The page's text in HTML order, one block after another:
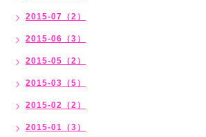
2015-07（2）
2015-06（3）
2015-05（2）
2015-03（5）
2015-02（2）
2015-01（3）